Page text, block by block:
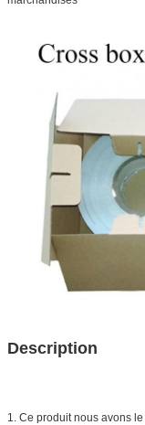
Description
1. Ce produit nous avons